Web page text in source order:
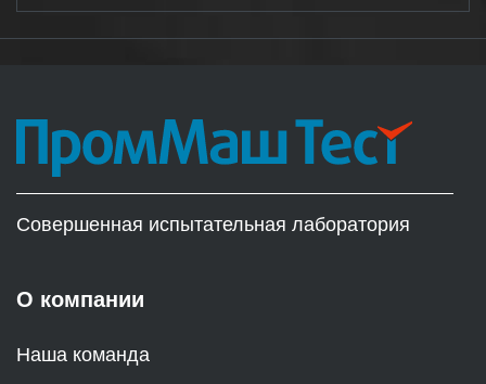
Совершенная испытательная лаборатория
О компании
Наша команда